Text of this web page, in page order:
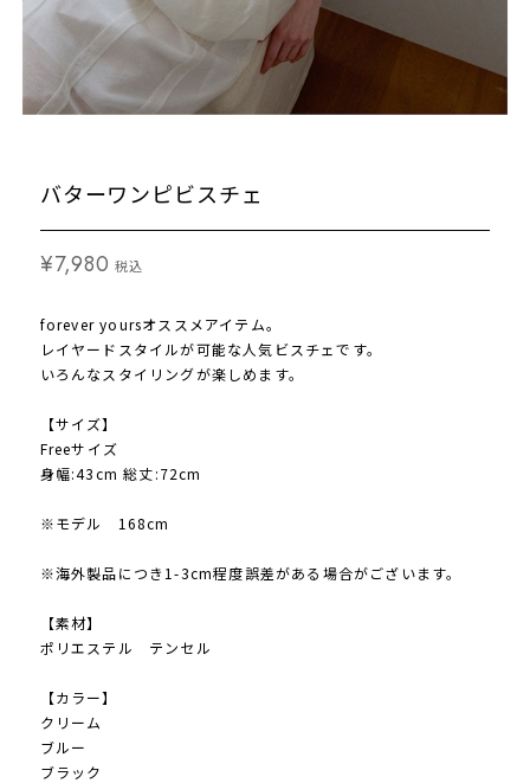
バターワンピビスチェ
¥7,980 税込
forever yoursオススメアイテム。
レイヤードスタイルが可能な人気ビスチェです。
いろんなスタイリングが楽しめます。
【サイズ】
Freeサイズ
身幅:43cm 総丈:72cm
※モデル 168cm
※海外製品につき1-3cm程度誤差がある場合がございます。
【素材】
ポリエステル テンセル
【カラー】
クリーム
ブルー
ブラック